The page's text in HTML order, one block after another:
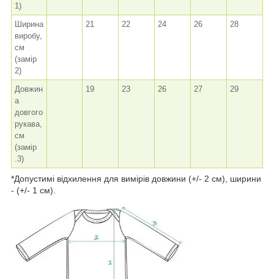
1)
Ширина
виробу,
см
(замір
2)
21 22 24 26 28
Довжин
а
довгого
рукава,
см
(замір
.3)
19 23 26 27 29
*Допустимі відхилення для вимірів довжини (+/- 2 см), ширини
- (+/- 1 см).